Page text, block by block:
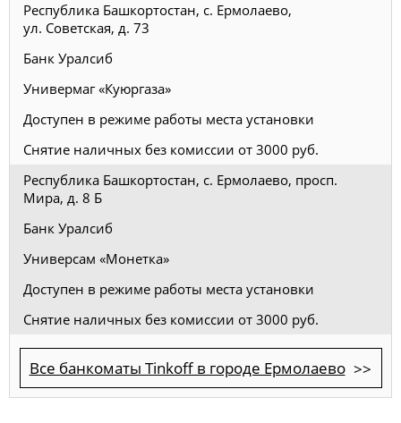
Республика Башкортостан, с. Ермолаево,
ул. Советская, д. 73
Банк Уралсиб
Универмаг «Куюргаза»
Доступен в режиме работы места установки
Снятие наличных без комиссии от 3000 руб.
Республика Башкортостан, с. Ермолаево, просп.
Мира, д. 8 Б
Банк Уралсиб
Универсам «Монетка»
Доступен в режиме работы места установки
Снятие наличных без комиссии от 3000 руб.
Все банкоматы Tinkoff в городе Ермолаево